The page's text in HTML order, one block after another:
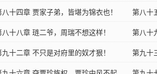
）
八十四章 贾家子弟，皆堪为锦衣也！
第八十
（求订
八十八章 琏二爷，周瑞不想这样！
第八十
九十二章 不只是对府里的奴才狠！
第九十